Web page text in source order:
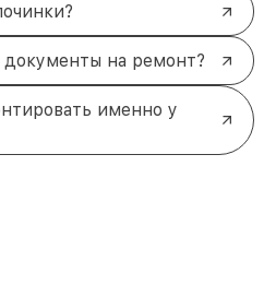
документы на ремонт?
именно у